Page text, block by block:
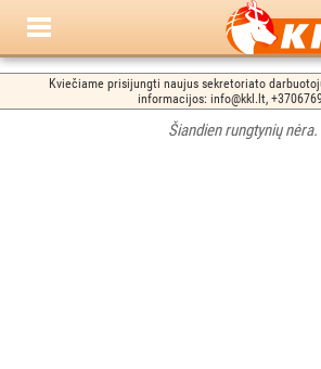
Kviečiame prisijungti naujus sekretoriato
informacijos: info@kkl.lt,
Šiandien rungtynių nėra.